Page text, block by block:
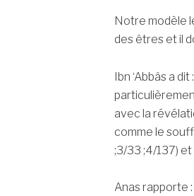
Notre modèle
des êtres et il
Ibn ‘Abbâs a
avec la
comme le
;3/33 ;4/137) et
Anas rapporte